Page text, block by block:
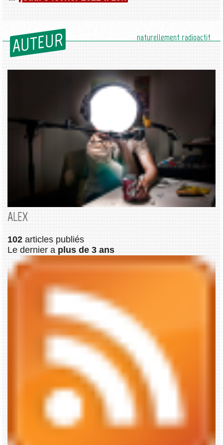
AUTEUR naturellement radioactif
ALEX
102 articles publiés
Le dernier a plus de 3 ans